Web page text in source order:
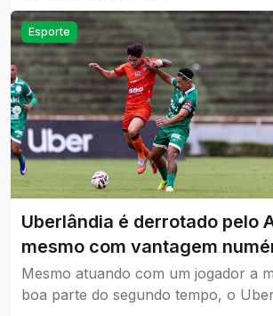
Esporte
Uberlândia é derrotado pelo
mesmo com vantagem
do mata-mata da Série D
Mesmo atuando com um jogador a
boa parte do segundo tempo, o